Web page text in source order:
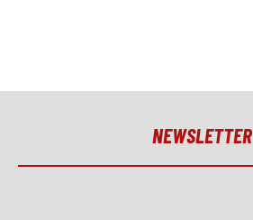
NEWSLETTER